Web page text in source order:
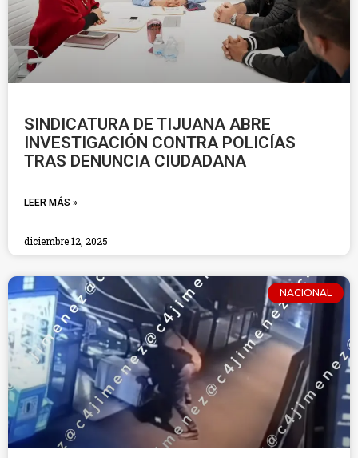
SINDICATURA DE TIJUANA ABRE
INVESTIGACIÓN CONTRA POLICÍAS
TRAS DENUNCIA CIUDADANA
LEER MÁS »
diciembre 12, 2025
NACIONAL